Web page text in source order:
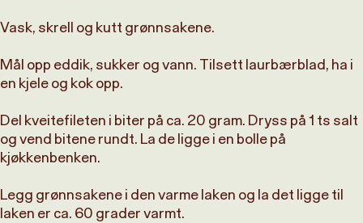
Vask, skrell og kutt grønnsakene.
Mål opp eddik, sukker og vann. Tilsett laurbærblad, ha i
en kjele og kok opp.
Del kveitefileten i biter på ca. 20 gram. Dryss på 1 ts salt
og vend bitene rundt. La de ligge i en bolle på
kjøkkenbenken.
Legg grønnsakene i den varme laken og la det ligge til
laken er ca. 60 grader varmt.